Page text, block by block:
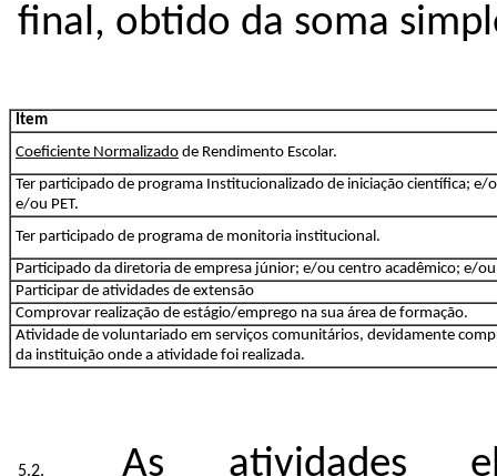
final, obtido da soma
Item
Coeficiente Normalizado de Rendimento Escolar.
Ter participado de programa Institucionalizado de iniciação científica; e/
e/ou PET.
Ter participado de programa de monitoria institucional.
Participado da diretoria de empresa júnior; e/ou centro acadêmico; e/ou
Participar de atividades de extensão
Comprovar realização de estágio/emprego na sua área de formação.
Atividade de voluntariado em serviços comunitários, devidamente
da instituição onde a atividade foi realizada.
As atividades